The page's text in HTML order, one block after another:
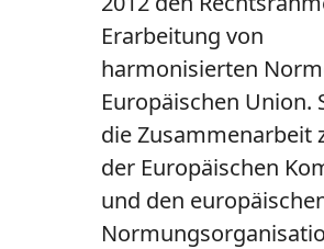
Erarbeitung von
harmonisierten
Europäischen Union.
die Zusammenarbeit
der Europäischen
und den